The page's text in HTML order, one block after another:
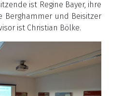
ist Regine Bayer, ihre
Berghammer und Beisitzer
ist Christian Bölke.